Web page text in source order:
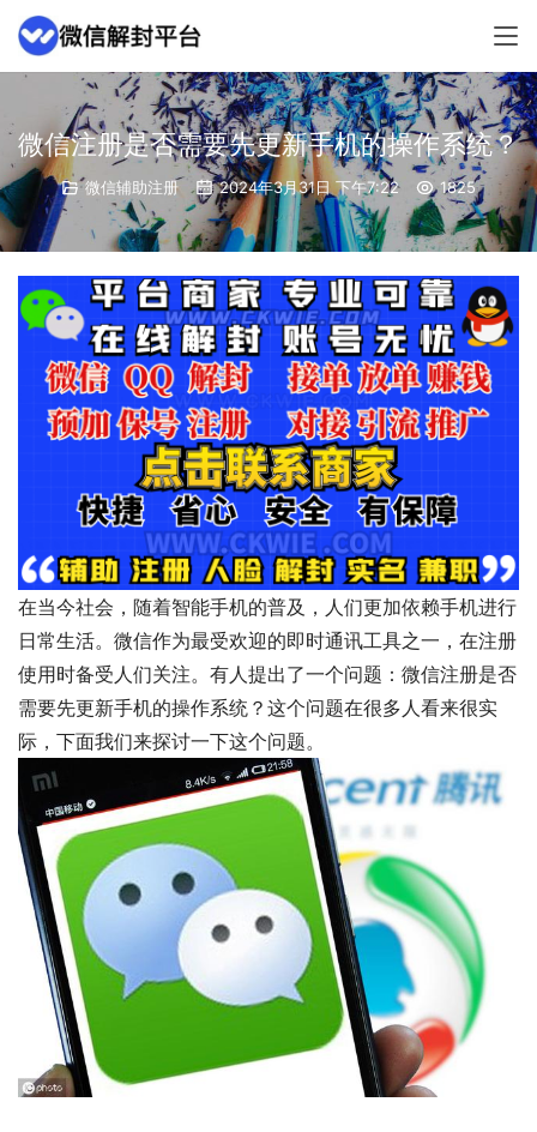
微信注册是否需要先更新手机的操作系统？
微信辅助注册 2024年3月31日 下午7:22 1825
在当今社会，随着智能手机的普及，人们更加依赖手机进行
日常生活。微信作为最受欢迎的即时通讯工具之一，在注册
使用时备受人们关注。有人提出了一个问题：微信注册是否
需要先更新手机的操作系统？这个问题在很多人看来很实
际，下面我们来探讨一下这个问题。